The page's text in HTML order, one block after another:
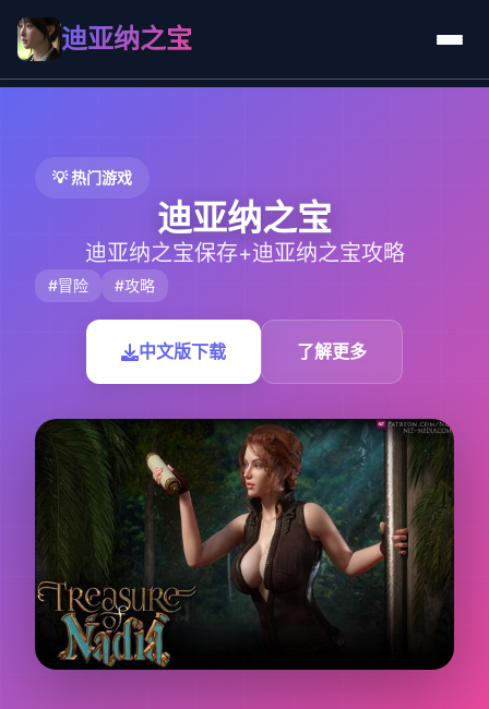
迪亚纳之宝
💡 热门游戏
迪亚纳之宝
迪亚纳之宝保存+迪亚纳之宝攻略
#冒险 #攻略
中文版下载 了解更多